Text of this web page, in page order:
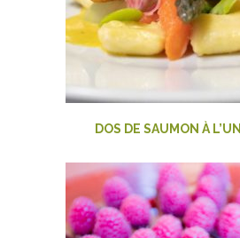
DOS DE SAUMON À